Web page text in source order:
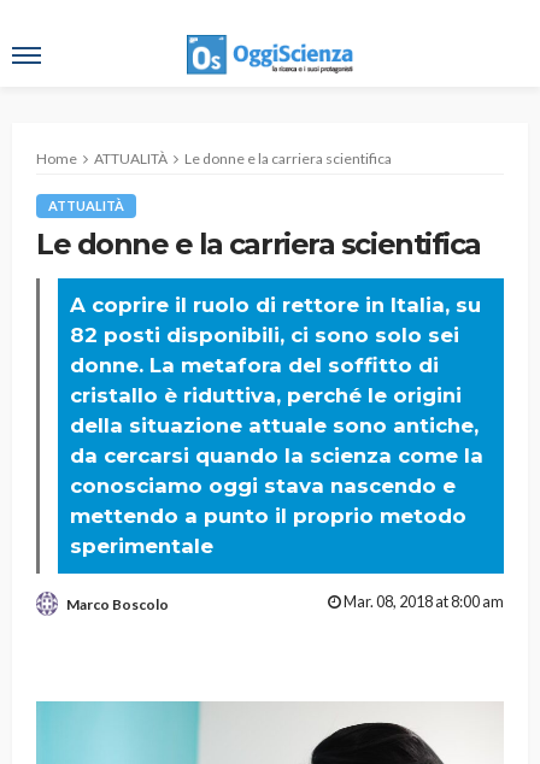
Home ATTUALITÀ Le donne e la carriera scientifica
ATTUALITÀ
Le donne e la carriera scientifica
A coprire il ruolo di rettore in Italia, su
82 posti disponibili, ci sono solo sei
donne. La metafora del soffitto di
cristallo è riduttiva, perché le origini
della situazione attuale sono antiche,
da cercarsi quando la scienza come la
conosciamo oggi stava nascendo e
mettendo a punto il proprio metodo
sperimentale
Marco Boscolo Mar. 08, 2018 at 8:00 am